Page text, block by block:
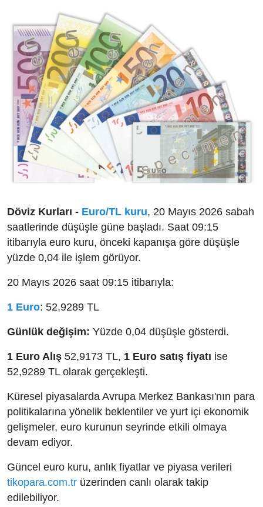
Döviz Kurları - Euro/TL kuru, 20 Mayıs 2026 sabah
saatlerinde düşüşle güne başladı. Saat 09:15
itibarıyla euro kuru, önceki kapanışa göre düşüşle
yüzde 0,04 ile işlem görüyor.
20 Mayıs 2026 saat 09:15 itibarıyla:
1 Euro: 52,9289 TL
Günlük değişim: Yüzde 0,04 düşüşle gösterdi.
1 Euro Alış 52,9173 TL, 1 Euro satış fiyatı ise
52,9289 TL olarak gerçekleşti.
Küresel piyasalarda Avrupa Merkez Bankası'nın para
politikalarına yönelik beklentiler ve yurt içi ekonomik
gelişmeler, euro kurunun seyrinde etkili olmaya
devam ediyor.
Güncel euro kuru, anlık fiyatlar ve piyasa verileri
tikopara.com.tr üzerinden canlı olarak takip
edilebiliyor.